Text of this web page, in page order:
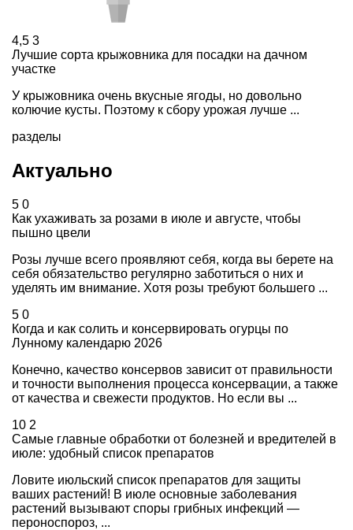
4,5 3
Лучшие сорта крыжовника для посадки на дачном
участке
У крыжовника очень вкусные ягоды, но довольно
колючие кусты. Поэтому к сбору урожая лучше ...
разделы
Актуально
5 0
Как ухаживать за розами в июле и августе, чтобы
пышно цвели
Розы лучше всего проявляют себя, когда вы берете на
себя обязательство регулярно заботиться о них и
уделять им внимание. Хотя розы требуют большего ...
5 0
Когда и как солить и консервировать огурцы по
Лунному календарю 2026
Конечно, качество консервов зависит от правильности
и точности выполнения процесса консервации, а также
от качества и свежести продуктов. Но если вы ...
10 2
Самые главные обработки от болезней и вредителей в
июле: удобный список препаратов
Ловите июльский список препаратов для защиты
ваших растений! В июле основные заболевания
растений вызывают споры грибных инфекций —
пероноспороз, ...